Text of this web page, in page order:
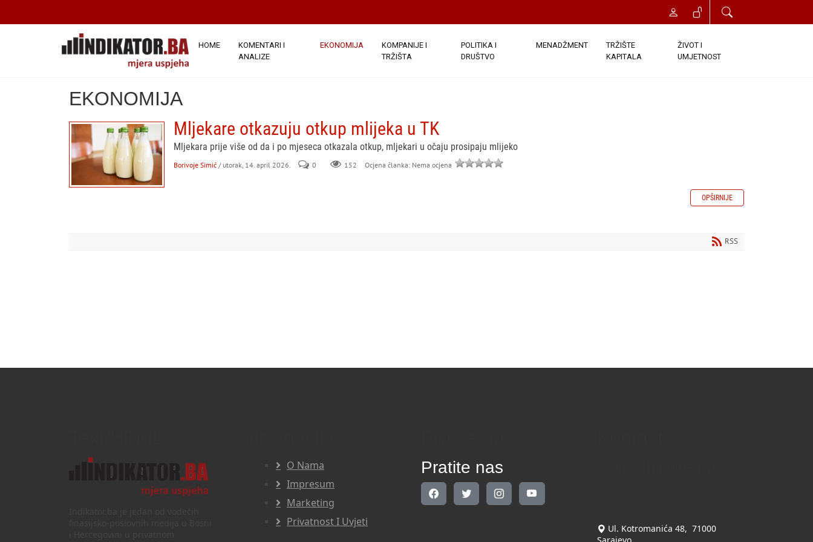
HOME
KOMENTARI I
ANALIZE
EKONOMIJA
KOMPANIJE I
TRŽIŠTA
POLITIKA I
DRUŠTVO
MENADŽMENT
TRŽIŠTE
KAPITALA
ŽIVOT I
UMJETNOST
EKONOMIJA
Mljekare otkazuju otkup mlijeka u TK
Mljekara prije više od da i po mjeseca otkazala otkup, mljekari u očaju prosipaju mlijeko
Borivoje Simić / utorak, 14. april 2026. 0 152 Ocjena članka: Nema ocjena
OPŠIRNIJE
RSS
O Nama
Impresum
Marketing
Privatnost I Uvjeti
Pratite nas
Ul. Kotromanića 48, 71000